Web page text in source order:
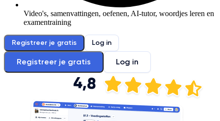
Video's, samenvattingen, oefenen, AI-tutor, woordjes leren en
examentraining
Registreer je gratis Log in
Registreer je gratis Log in